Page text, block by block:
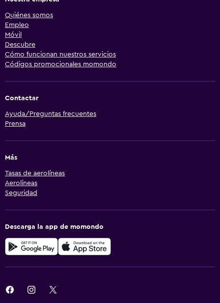
Quiénes somos
Empleo
Móvil
Descubre
Cómo funcionan nuestros servicios
Códigos promocionales momondo
Contactar
Ayuda/Preguntas frecuentes
Prensa
Más
Tasas de aerolíneas
Aerolíneas
Seguridad
Descarga la app de momondo